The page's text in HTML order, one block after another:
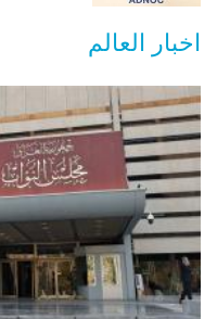
اخبار العالم